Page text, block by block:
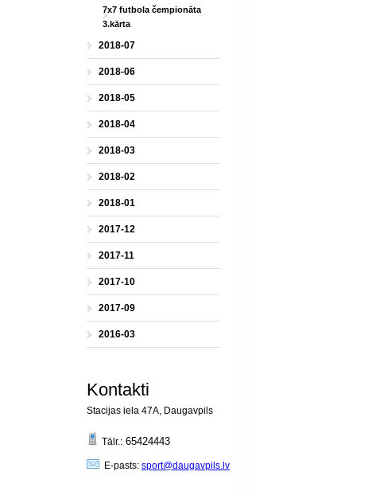
7x7 futbola čempionāta
3.kārta
2018-07
2018-06
2018-05
2018-04
2018-03
2018-02
2018-01
2017-12
2017-11
2017-10
2017-09
2016-03
Kontakti
Stacijas iela 47A, Daugavpils
Tālr.: 65424443
E-pasts: sport@daugavpils.lv